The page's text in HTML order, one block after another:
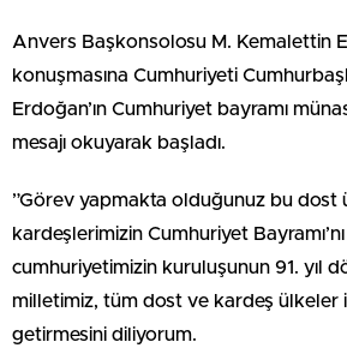
Anvers Başkonsolosu M. Kemalettin
konuşmasına Cumhuriyeti
Erdoğan’ın Cumhuriyet bayramı
mesajı okuyarak başladı.
”Görev yapmakta olduğunuz bu dost
kardeşlerimizin Cumhuriyet
cumhuriyetimizin kuruluşunun 91. yıl
milletimiz, tüm dost ve kardeş ülkeler
getirmesini diliyorum.